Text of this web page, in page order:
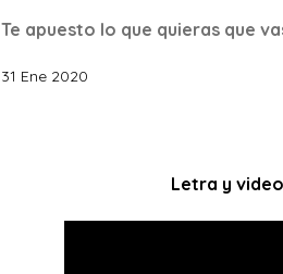
Te apuesto lo que quieras que
31 Ene 2020
Letra y